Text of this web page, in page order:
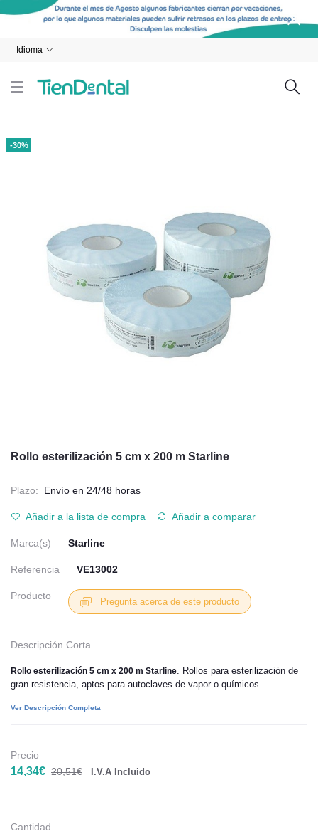
Idioma
-30%
Rollo esterilización 5 cm x 200 m Starline
Plazo: Envío en 24/48 horas
Añadir a la lista de compra Añadir a comparar
Marca(s) Starline
Referencia VE13002
Producto
Pregunta acerca de este producto
Descripción Corta
Rollo esterilización 5 cm x 200 m Starline. Rollos para esterilización de
gran resistencia, aptos para autoclaves de vapor o químicos.
Ver Descripción Completa
Precio
14,34€ 20,51€ I.V.A Incluido
Cantidad